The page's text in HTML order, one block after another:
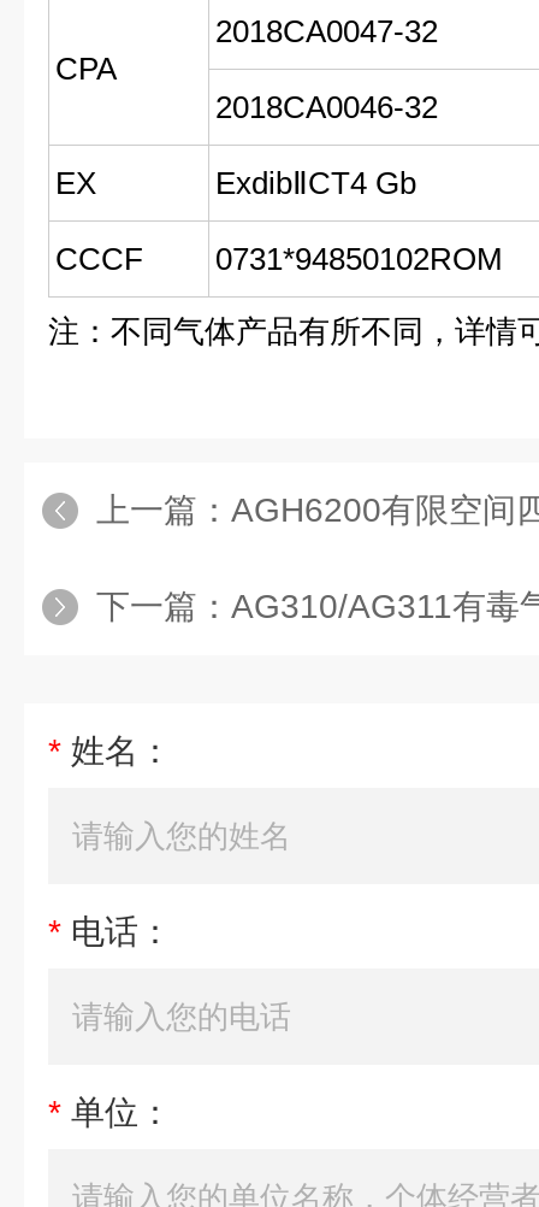
CPA
2018CA0047-32
2018CA0046-32
EX ExdibⅡCT4 Gb
CCCF
0731*94850102ROM
注：不同气体产品有所不同，详情
上一篇： AGH6200有限空间
下一篇： AG310/AG311有毒
* 姓名：
* 电话：
* 单位：